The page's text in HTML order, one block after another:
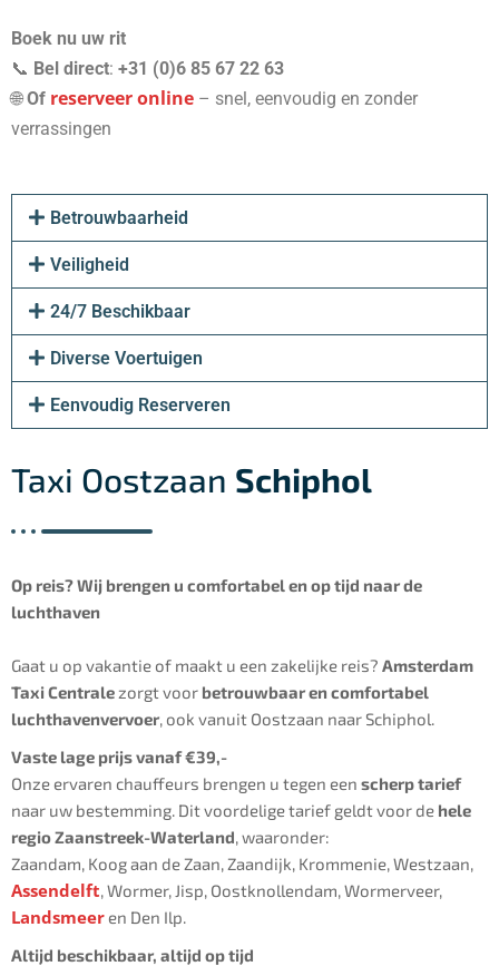
Boek nu uw rit
📞 Bel direct: +31 (0)6 85 67 22 63
🌐Of reserveer online – snel, eenvoudig en zonder
verrassingen
Betrouwbaarheid
Veiligheid
24/7 Beschikbaar
Diverse Voertuigen
Eenvoudig Reserveren
Taxi Oostzaan Schiphol
Op reis? Wij brengen u comfortabel en op tijd naar de
luchthaven
Gaat u op vakantie of maakt u een zakelijke reis? Amsterdam
Taxi Centralezorgt voor betrouwbaar en comfortabel
luchthavenvervoer, ook vanuit Oostzaan naar Schiphol.
Vaste lage prijs vanaf €39,-
Onze ervaren chauffeurs brengen u tegen een scherp tarief
naar uw bestemming. Dit voordelige tarief geldt voor de hele
regio Zaanstreek-Waterland, waaronder:
Zaandam, Koog aan de Zaan, Zaandijk, Krommenie, Westzaan,
Assendelft, Wormer, Jisp, Oostknollendam, Wormerveer,
Landsmeeren Den Ilp.
Altijd beschikbaar, altijd op tijd